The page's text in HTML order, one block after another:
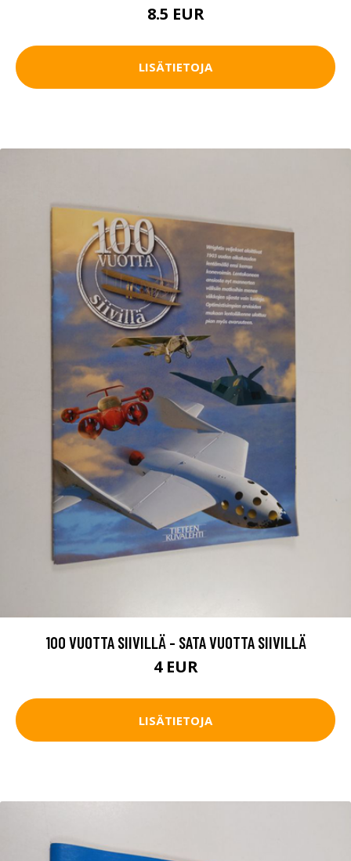
8.5 EUR
LISÄTIETOJA
100 VUOTTA SIIVILLÄ - SATA VUOTTA SIIVILLÄ
4 EUR
LISÄTIETOJA